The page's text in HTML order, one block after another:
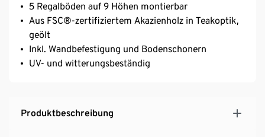
5 Regalböden auf 9 Höhen montierbar
Aus FSC®-zertifiziertem Akazienholz in Teakoptik,
geölt
Inkl. Wandbefestigung und Bodenschonern
UV- und witterungsbeständig
Produktbeschreibung